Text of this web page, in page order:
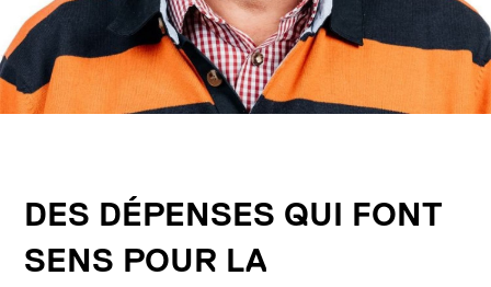
DES DÉPENSES QUI FONT
SENS POUR LA